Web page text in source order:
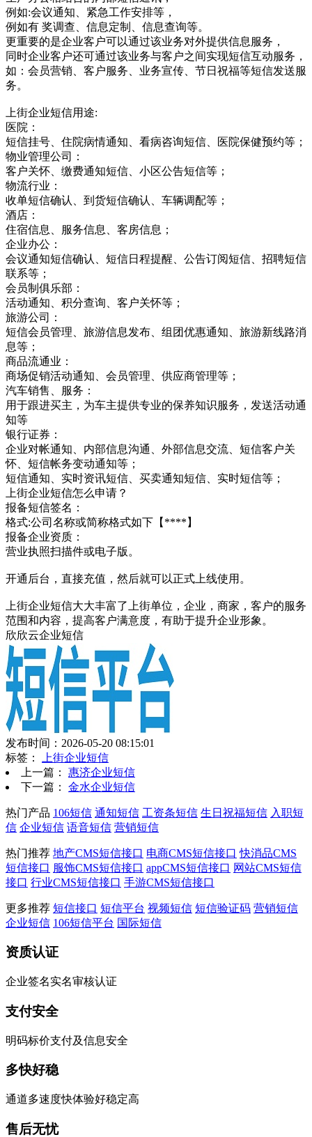
例如:会议通知、紧急工作安排等，
例如有 奖调查、信息定制、信息查询等。
更重要的是企业客户可以通过该业务对外提供信息服务，
同时企业客户还可通过该业务与客户之间实现短信互动服务，
如：会员营销、客户服务、业务宣传、节日祝福等短信发送服
务。
上街企业短信用途:
医院：
短信挂号、住院病情通知、看病咨询短信、医院保健预约等；
物业管理公司：
客户关怀、缴费通知短信、小区公告短信等；
物流行业：
收单短信确认、到货短信确认、车辆调配等；
酒店：
住宿信息、服务信息、客房信息；
企业办公：
会议通知短信确认、短信日程提醒、公告订阅短信、招聘短信
联系等；
会员制俱乐部：
活动通知、积分查询、客户关怀等；
旅游公司：
短信会员管理、旅游信息发布、组团优惠通知、旅游新线路消
息等；
商品流通业：
商场促销活动通知、会员管理、供应商管理等；
汽车销售、服务：
用于跟进买主，为车主提供专业的保养知识服务，发送活动通
知等
银行证券：
企业对帐通知、内部信息沟通、外部信息交流、短信客户关
怀、短信帐务变动通知等；
短信通知、实时资讯短信、买卖通知短信、实时短信等；
上街企业短信怎么申请？
报备短信签名：
格式:公司名称或简称格式如下【****】
报备企业资质：
营业执照扫描件或电子版。
开通后台，直接充值，然后就可以正式上线使用。
上街企业短信大大丰富了上街单位，企业，商家，客户的服务
范围和内容，提高客户满意度，有助于提升企业形象。
欣欣云企业短信
发布时间：2026-05-20 08:15:01
标签：
上街企业短信
上一篇： 惠济企业短信
下一篇： 金水企业短信
热门产品 106短信 通知短信 工资条短信 生日祝福短信 入职短
信 企业短信 语音短信 营销短信
热门推荐 地产CMS短信接口 电商CMS短信接口 快消品CMS
短信接口 服饰CMS短信接口 appCMS短信接口 网站CMS短信
接口 行业CMS短信接口 手游CMS短信接口
更多推荐 短信接口 短信平台 视频短信 短信验证码 营销短信
企业短信 106短信平台 国际短信
资质认证
企业签名实名审核认证
支付安全
明码标价支付及信息安全
多快好稳
通道多速度快体验好稳定高
售后无忧